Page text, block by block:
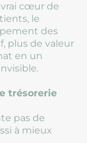
cœur de
le
des
plus de valeur
en un
trésorerie
pas de
à mieux